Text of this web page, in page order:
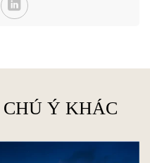
Ý KHÁC